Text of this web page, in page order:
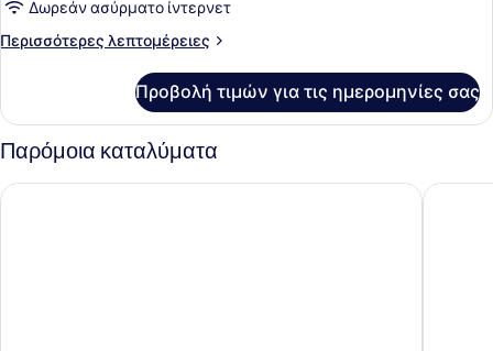
Superior
Δωμάτιο,
2
Κρεβάτια
Δωρεάν ασύρματο ίντερνετ
Περισσότερες λεπτομέρειες
Περισσότερες
Δωμάτιο,
2
Μονά
Κρεβάτια
Προβολή τιμών για τις ημερομηνίες σας
Παρόμοια καταλύματα
H2 Hotel München Messe H4